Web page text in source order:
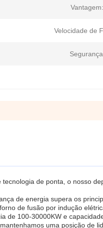
Vantagem:
Velocidade de
de ponta, o nosso
de energia supera os
de fusão por indução
de 100-30000KW e
uma posição de